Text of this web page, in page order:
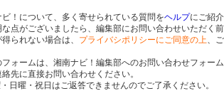
ビ！について、多く寄せられている質問をヘルプにご紹
な点がございましたら、編集部にお問い合わせいただく前
得られない場合は、 プライバシポリシーにご同意の上、
ォームは、湘南ナビ！編集部へのお問い合わせフォー
絡先に直接お問い合わせください。
日曜・祝日はご返答できませんのでご了承ください。